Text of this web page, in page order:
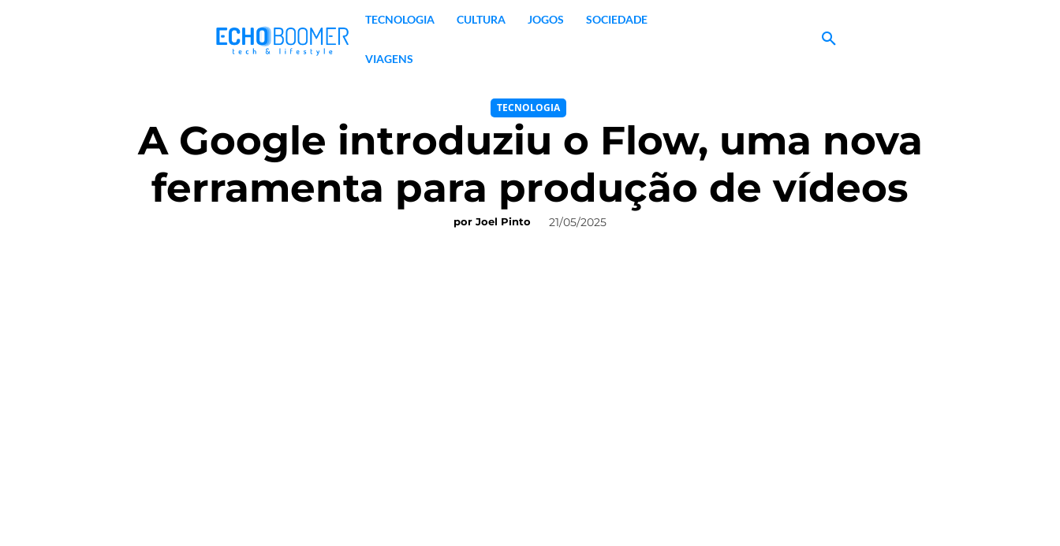
TECNOLOGIA CULTURA JOGOS SOCIEDADE
VIAGENS
TECNOLOGIA
A Google introduziu o Flow, uma nova
ferramenta para produção de vídeos
por Joel Pinto 21/05/2025